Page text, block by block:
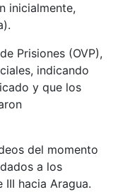
inicialmente,
Prisiones (OVP),
indicando
y que los
del momento
a los
III hacia Aragua.